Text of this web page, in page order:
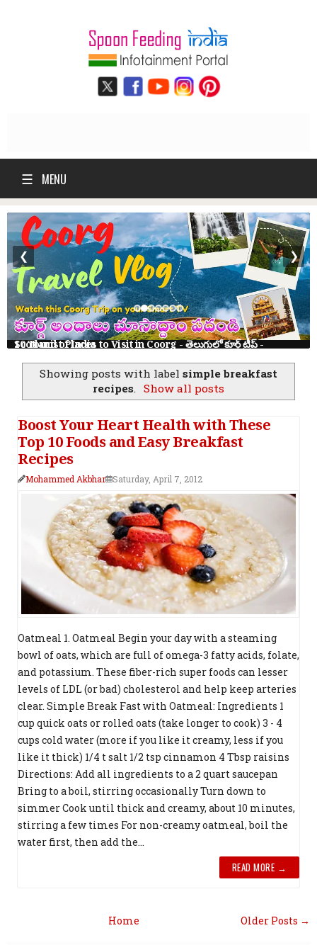
☰ MENU
10 Tourist Places to Visit in Coorg - తెలుగులో కూర్గ్ ట్రిప్ - Scotland of India
❮ ❯
Showing posts with label simple breakfast
recipes. Show all posts
Boost Your Heart Health with These
Top 10 Foods and Easy Breakfast
Recipes
Mohammed Akbhar Saturday, April 7, 2012
Oatmeal 1. Oatmeal Begin your day with a steaming
bowl of oats, which are full of omega-3 fatty acids, folate,
and potassium. These fiber-rich super foods can lesser
levels of LDL (or bad) cholesterol and help keep arteries
clear. Simple Break Fast with Oatmeal: Ingredients 1
cup quick oats or rolled oats (take longer to cook) 3 - 4
cups cold water (more if you like it creamy, less if you
like it thick) 1/4 t salt 1/2 tsp cinnamon 4 Tbsp raisins
Directions: Add all ingredients to a 2 quart saucepan
Bring to a boil, stirring occasionally Turn down to
simmer Cook until thick and creamy, about 10 minutes,
stirring a few times For non-creamy oatmeal, boil the
water first, then add the...
READ MORE →
Older Posts →
Home